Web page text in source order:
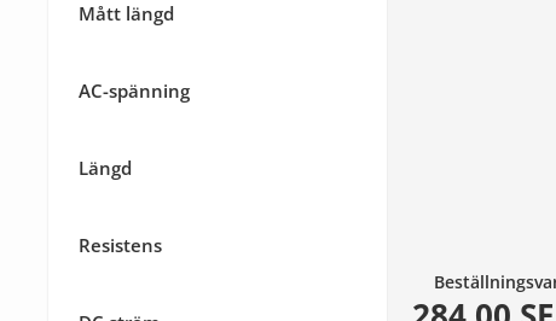
Mått längd
AC-spänning
Längd
Resistens